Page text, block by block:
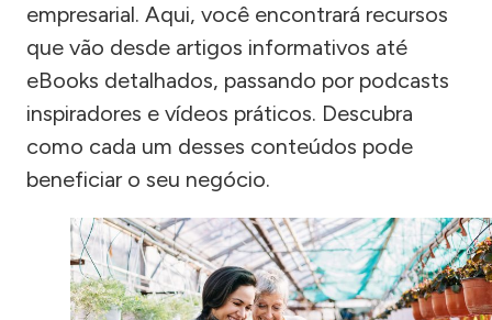
empresarial. Aqui, você encontrará recursos
que vão desde artigos informativos até
eBooks detalhados, passando por podcasts
inspiradores e vídeos práticos. Descubra
como cada um desses conteúdos pode
beneficiar o seu negócio.